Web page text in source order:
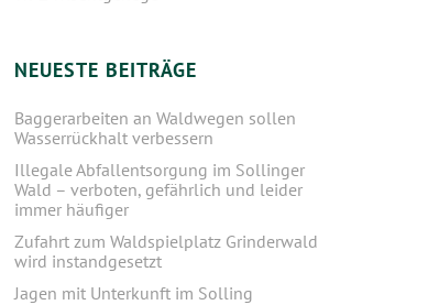
NEUESTE BEITRÄGE
Baggerarbeiten an Waldwegen sollen
Wasserrückhalt verbessern
Illegale Abfallentsorgung im Sollinger
Wald – verboten, gefährlich und leider
immer häufiger
Zufahrt zum Waldspielplatz Grinderwald
wird instandgesetzt
Jagen mit Unterkunft im Solling